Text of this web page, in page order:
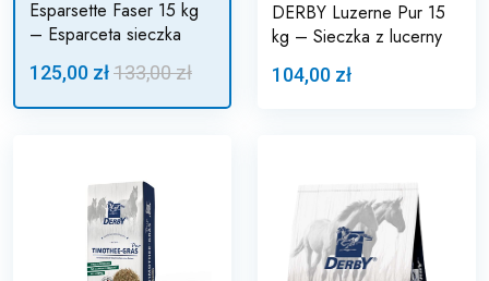
Esparsette Faser 15 kg
– Esparceta sieczka
125,00 zł133,00 zł
DERBY Luzerne Pur 15
kg – Sieczka z lucerny
104,00 zł